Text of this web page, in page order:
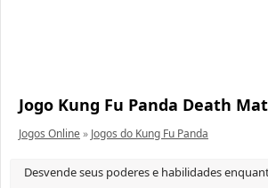
Jogo Kung Fu Panda Death
Jogos Online» Jogos do Kung Fu Panda
Desvende seus poderes e habilidades